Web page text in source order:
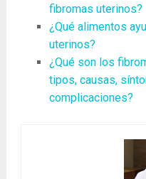
fibromas uterinos?
¿Qué alimentos
uterinos?
¿Qué son los
tipos, causas,
complicaciones?